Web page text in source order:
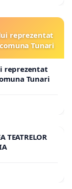
reprezentat
Tunari
reprezentat
Tunari
TEATRELOR